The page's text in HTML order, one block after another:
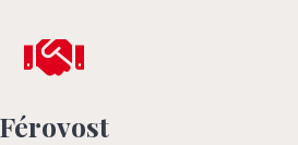

Férovost